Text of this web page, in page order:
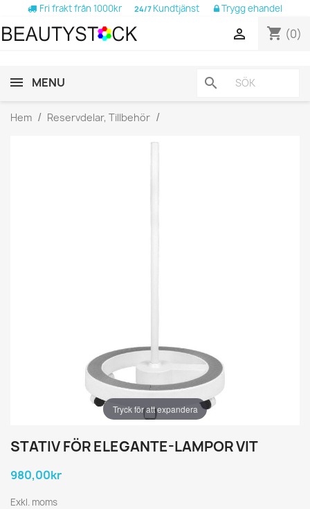
Fri frakt från 1000kr 24/7 Kundtjänst Trygg ehandel
shopping_cart (0)

MENU search
Hem Reservdelar, Tillbehör
Tryck för att expandera
STATIV FÖR ELEGANTE-LAMPOR VIT
980,00kr
Exkl. moms